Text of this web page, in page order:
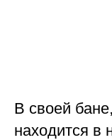
В своей
находится в